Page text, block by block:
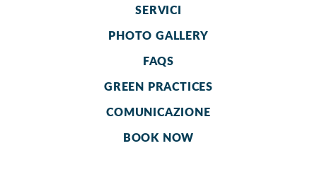
SERVICI
PHOTO GALLERY
FAQS
GREEN PRACTICES
COMUNICAZIONE
BOOK NOW